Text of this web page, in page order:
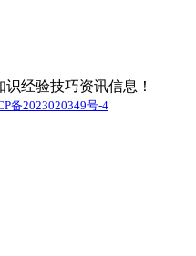
经验技巧资讯信息！
备2023020349号-4